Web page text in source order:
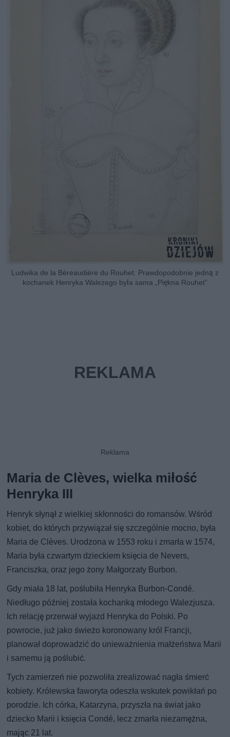
Ludwika de la Béreaudière du Rouhet. Prawdopodobnie jedną z
kochanek Henryka Walezego była sama „Piękna Rouhet”
Maria de Clèves, wielka miłość
Henryka III
Henryk słynął z wielkiej skłonności do romansów. Wśród
kobiet, do których przywiązał się szczególnie mocno, była
Maria de Clèves. Urodzona w 1553 roku i zmarła w 1574,
Maria była czwartym dzieckiem księcia de Nevers,
Franciszka, oraz jego żony Małgorzaty Burbon.
Gdy miała 18 lat, poślubiła Henryka Burbon-Condé.
Niedługo później została kochanką młodego Walezjusza.
Ich relację przerwał wyjazd Henryka do Polski. Po
powrocie, już jako świeżo koronowany król Francji,
planował doprowadzić do unieważnienia małżeństwa Marii
i samemu ją poślubić.
Tych zamierzeń nie pozwoliła zrealizować nagła śmierć
kobiety. Królewska faworyta odeszła wskutek powikłań po
porodzie. Ich córka, Katarzyna, przyszła na świat jako
dziecko Marii i księcia Condé, lecz zmarła niezamężna,
mając 21 lat.